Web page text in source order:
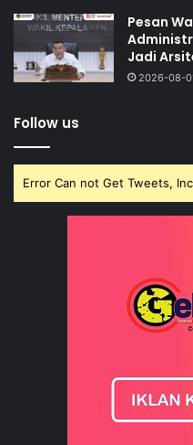
Pesan
Jadi
2026-08-
Follow us
Error Can not Get Tweets,